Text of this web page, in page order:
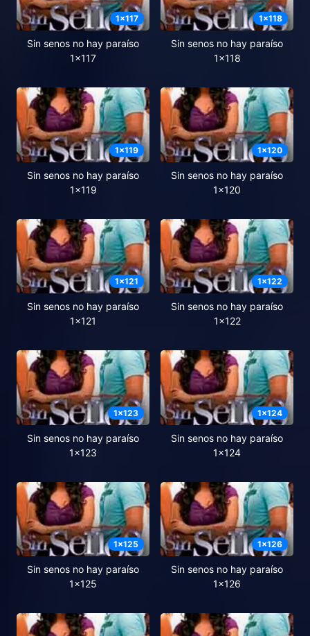
1x117
Sin senos no hay paraíso
1x117
1x118
Sin senos no hay paraíso
1x118
1x119
Sin senos no hay paraíso
1x119
1x120
Sin senos no hay paraíso
1x120
1x121
Sin senos no hay paraíso
1x121
1x122
Sin senos no hay paraíso
1x122
1x123
Sin senos no hay paraíso
1x123
1x124
Sin senos no hay paraíso
1x124
1x125
Sin senos no hay paraíso
1x125
1x126
Sin senos no hay paraíso
1x126